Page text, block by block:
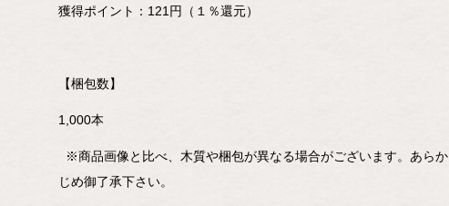
獲得ポイント：121円（１％還元）
【梱包数】
1,000本
※商品画像と比べ、木質や梱包が異なる場合がございます。あらか
じめ御了承下さい。